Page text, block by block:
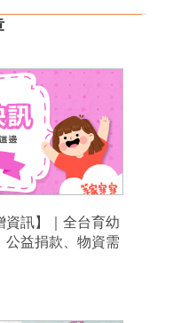
資訊】｜全台育幼
公益捐款、物資需